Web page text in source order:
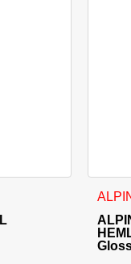
lahko izberete
Ta